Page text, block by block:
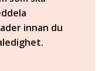
innan du